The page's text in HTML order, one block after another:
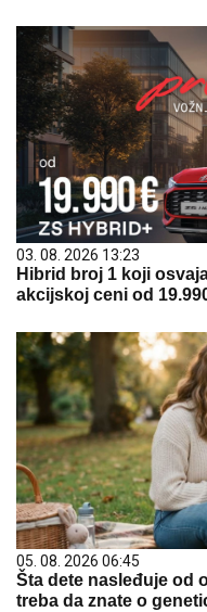
03. 08. 2026 13:23
Hibrid broj 1 koji
akcijskoj ceni od
05. 08. 2026 06:45
Šta dete nasleđuje od
treba da znate o